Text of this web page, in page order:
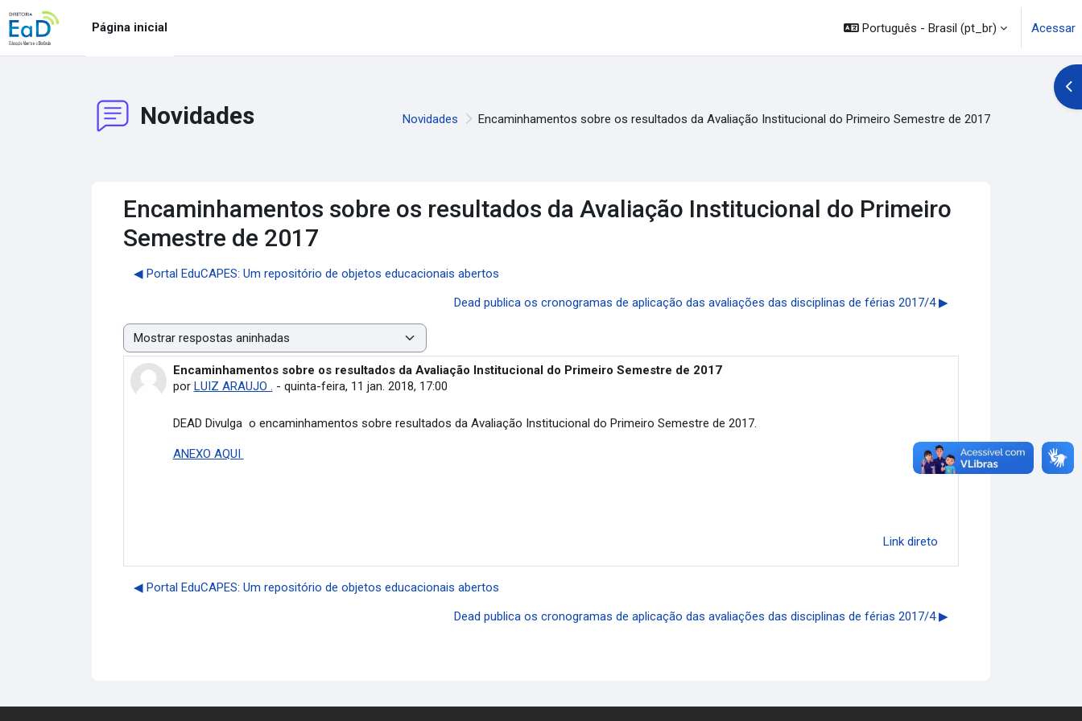
Ir para o conteúdo principal
Página inicial
Português - Brasil ‎(pt_br)‎ Acessar
Novidades Novidades Encaminhamentos sobre os resultados da Avaliação Institucional do Primeiro Semestre de 2017
Encaminhamentos sobre os resultados da Avaliação Institucional do Primeiro
Semestre de 2017
◀︎ Portal EduCAPES: Um repositório de objetos educacionais abertos
Dead publica os cronogramas de aplicação das avaliações das disciplinas de férias 2017/4 ▶︎
Modo de visualização
Encaminhamentos sobre os resultados da Avaliação Institucional do Primeiro Semestre de 2017
por LUIZ ARAUJO . - quinta-feira, 11 jan. 2018, 17:00
Número de respostas: 0
DEAD Divulga o encaminhamentos sobre resultados da Avaliação Institucional do Primeiro Semestre de 2017.
ANEXO AQUI
Link direto
◀︎ Portal EduCAPES: Um repositório de objetos educacionais abertos
Dead publica os cronogramas de aplicação das avaliações das disciplinas de férias 2017/4 ▶︎